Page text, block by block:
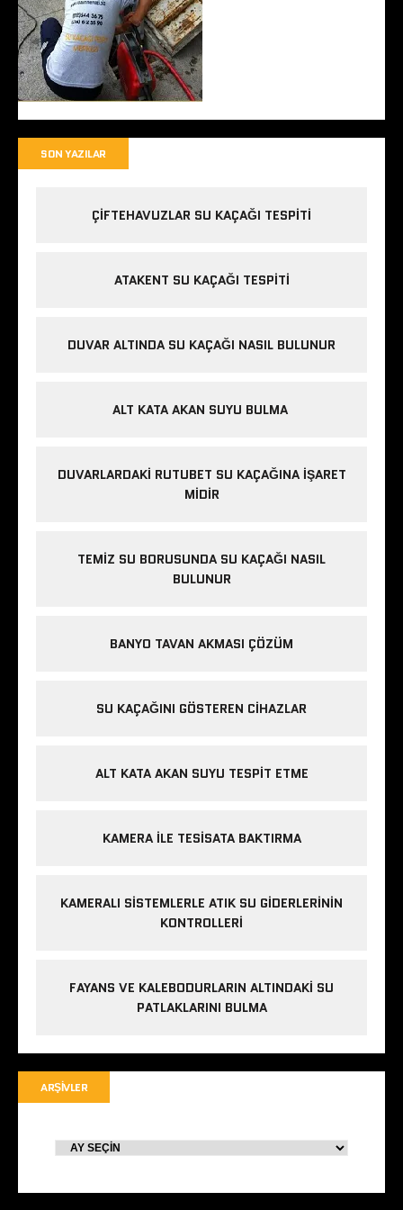
SON YAZILAR
ÇIFTEHAVUZLAR SU KAÇAĞI TESPITI
ATAKENT SU KAÇAĞI TESPITI
DUVAR ALTINDA SU KAÇAĞI NASIL BULUNUR
ALT KATA AKAN SUYU BULMA
DUVARLARDAKI RUTUBET SU KAÇAĞINA İŞARET
MIDIR
TEMIZ SU BORUSUNDA SU KAÇAĞI NASIL
BULUNUR
BANYO TAVAN AKMASI ÇÖZÜM
SU KAÇAĞINI GÖSTEREN CIHAZLAR
ALT KATA AKAN SUYU TESPIT ETME
KAMERA ILE TESISATA BAKTIRMA
KAMERALI SISTEMLERLE ATIK SU GIDERLERININ
KONTROLLERI
FAYANS VE KALEBODURLARIN ALTINDAKI SU
PATLAKLARINI BULMA
ARŞIVLER